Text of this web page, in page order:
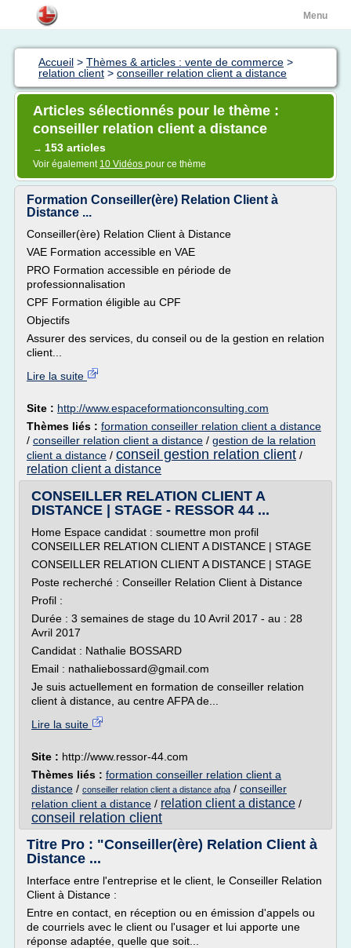
Menu
Accueil > Thèmes & articles : vente de commerce >
relation client > conseiller relation client a distance
Articles sélectionnés pour le thème :
conseiller relation client a distance
→ 153 articles
Voir également 10 Vidéos pour ce thème
Formation Conseiller(ère) Relation Client à
Distance ...
Conseiller(ère) Relation Client à Distance
VAE Formation accessible en VAE
PRO Formation accessible en période de
professionnalisation
CPF Formation éligible au CPF
Objectifs
Assurer des services, du conseil ou de la gestion en relation
client...
Lire la suite
Site : http://www.espaceformationconsulting.com
Thèmes liés : formation conseiller relation client a distance
/ conseiller relation client a distance / gestion de la relation
client a distance / conseil gestion relation client /
relation client a distance
CONSEILLER RELATION CLIENT A
DISTANCE | STAGE - RESSOR 44 ...
Home Espace candidat : soumettre mon profil
CONSEILLER RELATION CLIENT A DISTANCE | STAGE
CONSEILLER RELATION CLIENT A DISTANCE | STAGE
Poste recherché : Conseiller Relation Client à Distance
Profil :
Durée : 3 semaines de stage du 10 Avril 2017 - au : 28
Avril 2017
Candidat : Nathalie BOSSARD
Email : nathaliebossard@gmail.com
Je suis actuellement en formation de conseiller relation
client à distance, au centre AFPA de...
Lire la suite
Site : http://www.ressor-44.com
Thèmes liés : formation conseiller relation client a
distance / conseiller relation client a distance afpa / conseiller
relation client a distance / relation client a distance /
conseil relation client
Titre Pro : "Conseiller(ère) Relation Client à
Distance ...
Interface entre l'entreprise et le client, le Conseiller Relation
Client à Distance :
Entre en contact, en réception ou en émission d'appels ou
de courriels avec le client ou l'usager et lui apporte une
réponse adaptée, quelle que soit...